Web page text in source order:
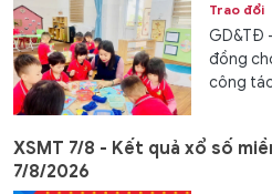
Trao đổi
GD&TĐ
đồng
công
XSMT 7/8 - Kết quả xổ số
7/8/2026